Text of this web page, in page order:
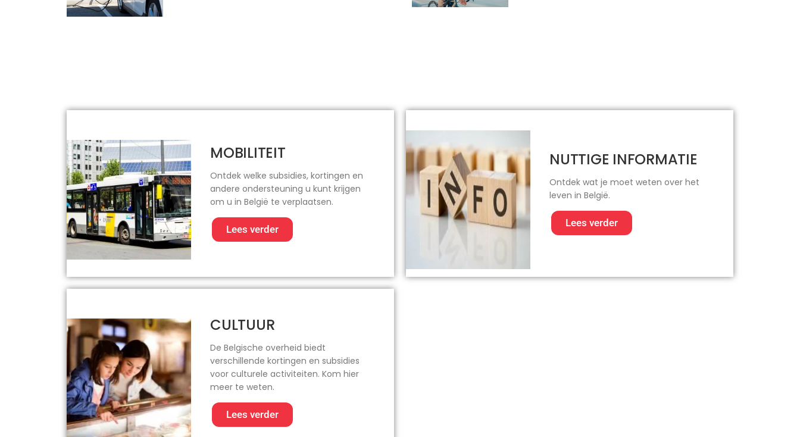
MOBILITEIT
Ontdek welke subsidies, kortingen en
andere ondersteuning u kunt krijgen
om u in België te verplaatsen.
Lees verder
NUTTIGE INFORMATIE
Ontdek wat je moet weten over het
leven in België.
Lees verder
CULTUUR
De Belgische overheid biedt
verschillende kortingen en subsidies
voor culturele activiteiten. Kom hier
meer te weten.
Lees verder